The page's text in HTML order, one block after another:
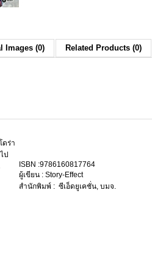
Images (0) Related Products (0)
ดร่า
ป
ISBN :9786160817764
ผู้เขียน : Story-Effect
สำนักพิมพ์ : ซีเอ็ดยูเคชั่น, บมจ.